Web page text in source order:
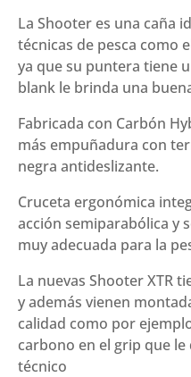
cantidad
La Shooter es una caña
técnicas de pesca como
ya que su puntera tiene
blank le brinda una
Fabricada con Carbón
más empuñadura con
negra antideslizante.
Cruceta ergonómica
acción semiparabólica y
muy adecuada para la
La nuevas Shooter XTR
y además vienen
calidad como por
carbono en el grip que
técnico